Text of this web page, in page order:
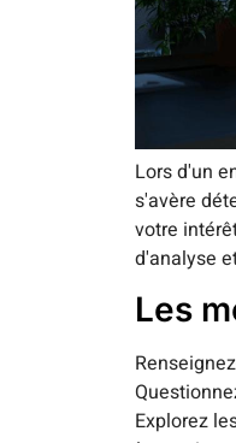
Lors d'un
s'avère
votre
d'analyse
Les
Explorez